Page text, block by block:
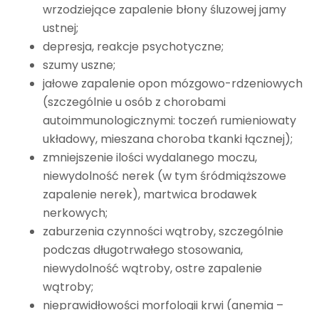
wrzodziejące zapalenie błony śluzowej jamy
ustnej;
depresja, reakcje psychotyczne;
szumy uszne;
jałowe zapalenie opon mózgowo-rdzeniowych
(szczególnie u osób z chorobami
autoimmunologicznymi: toczeń rumieniowaty
układowy, mieszana choroba tkanki łącznej);
zmniejszenie ilości wydalanego moczu,
niewydolność nerek (w tym śródmiąższowe
zapalenie nerek), martwica brodawek
nerkowych;
zaburzenia czynności wątroby, szczególnie
podczas długotrwałego stosowania,
niewydolność wątroby, ostre zapalenie
wątroby;
nieprawidłowości morfologii krwi (anemia –